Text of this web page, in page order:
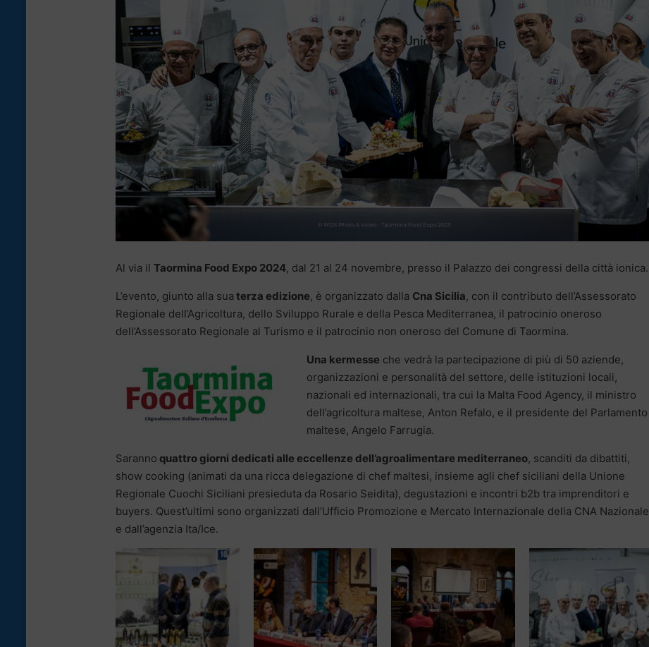
Al via il Taormina Food Expo 2024, dal 21 al 24 novembre, presso il Palazzo dei congressi della città ionica.
L’evento, giunto alla sua terza edizione, è organizzato dalla Cna Sicilia, con il contributo dell’Assessorato
Regionale dell’Agricoltura, dello Sviluppo Rurale e della Pesca Mediterranea, il patrocinio oneroso
dell’Assessorato Regionale al Turismo e il patrocinio non oneroso del Comune di Taormina.
Una kermesse che vedrà la partecipazione di più di 50 aziende,
organizzazioni e personalità del settore, delle istituzioni locali,
nazionali ed internazionali, tra cui la Malta Food Agency, il ministro
dell’agricoltura maltese, Anton Refalo, e il presidente del Parlamento
maltese, Angelo Farrugia.
Saranno quattro giorni dedicati alle eccellenze dell’agroalimentare mediterraneo, scanditi da dibattiti,
show cooking (animati da una ricca delegazione di chef maltesi, insieme agli chef siciliani della Unione
Regionale Cuochi Siciliani presieduta da Rosario Seidita), degustazioni e incontri b2b tra imprenditori e
buyers. Quest’ultimi sono organizzati dall’Ufficio Promozione e Mercato Internazionale della CNA Nazionale
e dall’agenzia Ita/Ice.